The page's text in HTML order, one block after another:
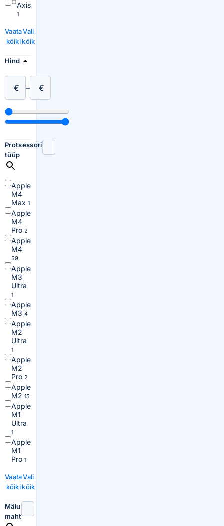
Axis
1
Vaata
kõiki
Vali
kõik
Hind
€ – €
Protsessori
tüüp
Apple
M4
Max 1
Apple
M4
Pro 2
Apple
M4
59
Apple
M3
Ultra
1
Apple
M3 4
Apple
M2
Ultra
1
Apple
M2
Pro 2
Apple
M2 15
Apple
M1
Ultra
1
Apple
M1
Pro 1
Vaata
kõiki
Vali
kõik
Mälu
maht